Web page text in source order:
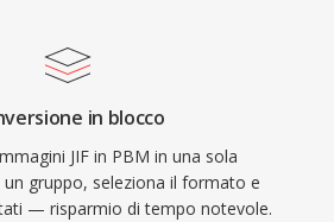
in blocco
JIF in PBM in una sola
un gruppo, seleziona il formato e
— risparmio di tempo notevole.